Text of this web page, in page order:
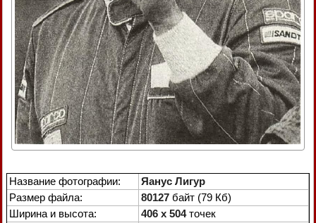
Название фотографии:
Яанус Лигур
Размер файла:
80127 байт (79 Кб)
Ширина и высота:
406 x 504точек